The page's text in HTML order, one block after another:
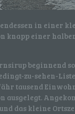
in einer
knapp einer
beginnend
zu-sehen-Liste
tausend
ausgelegt.
das kleine